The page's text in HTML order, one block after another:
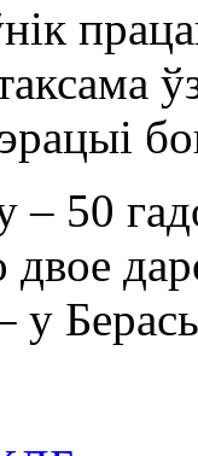
– 50
у